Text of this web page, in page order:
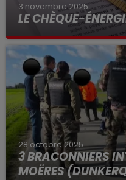
3 novembre 2025
LE CHÈQUE-
28 octobre 2025
3 BRACONNIERS
MOËRES